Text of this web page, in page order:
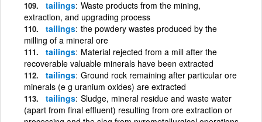
tailings Waste products from the mining,
extraction, and upgrading process
tailings the powdery wastes produced by the
milling of a mineral ore
tailings Material rejected from a mill after the
recoverable valuable minerals have been extracted
tailings Ground rock remaining after particular ore
minerals (e g uranium oxides) are extracted
tailings Sludge, mineral residue and waste water
(apart from final effluent) resulting from ore extraction or